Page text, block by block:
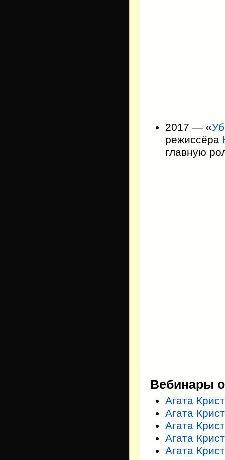
2017 — «
режиссёра
главную
Вебинары о
Агата
Агата
Агата
Агата
Агата